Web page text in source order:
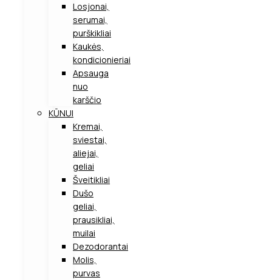
Losjonai,
serumai,
purškikliai
Kaukės,
kondicionieriai
Apsauga
nuo
karščio
KŪNUI
Kremai,
sviestai,
aliejai,
geliai
Šveitikliai
Dušo
geliai,
prausikliai,
muilai
Dezodorantai
Molis,
purvas